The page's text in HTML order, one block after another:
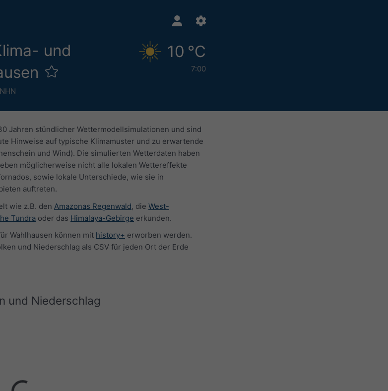
und
10 °C
7:00
Jahren stündlicher Wettermodellsimulationen und sind
Hinweise auf typische Klimamuster und zu erwartende
und Wind). Die simulierten Wetterdaten haben
möglicherweise nicht alle lokalen Wettereffekte
sowie lokale Unterschiede, wie sie in
auftreten.
wie z.B. den Amazonas Regenwald, die West-
Tundra oder das Himalaya-Gebirge erkunden.
Wahlhausen können mit history+ erworben werden.
und Niederschlag als CSV für jeden Ort der Erde
und Niederschlag